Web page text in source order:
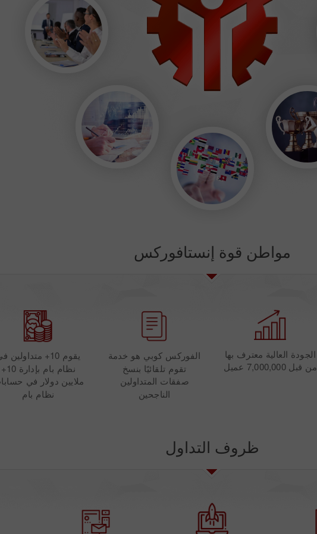
مواطن قوة إنستافوركس
الجودة العالية معترف بها
من قبل 7,000,000 عميل
الفوركس كوبي هو خدمة
تقوم تلقائيًا بنسخ
صفقات المتداولين
الناجحين
يقوم 10+ متداولين
نظام بام بإدارة 10+
ملايين دولار في
نظام بام
ظروف التداول